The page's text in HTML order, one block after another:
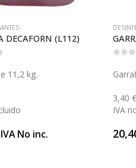
GARRAFA CIPMATIC
Garrafa de 6 kg.
20,40